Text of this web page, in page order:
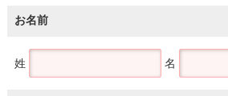
お名前
姓 名